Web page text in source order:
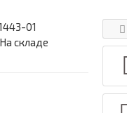
01
складе